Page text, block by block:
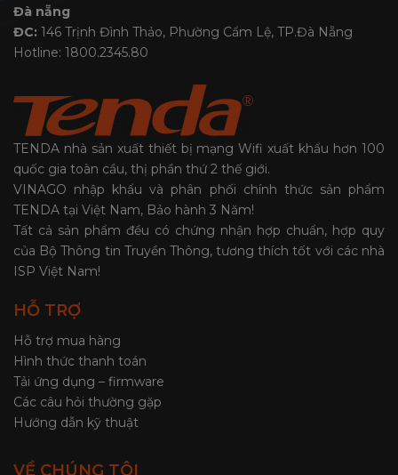
Đà nẵng
ĐC: 146 Trịnh Đình Thảo, Phường Cẩm Lệ, TP.Đà Nẵng
Hotline: 1800.2345.80
TENDA nhà sản xuất thiết bị mạng Wifi xuất khẩu hơn 100
quốc gia toàn cầu, thị phần thứ 2 thế giới.
VINAGO nhập khẩu và phân phối chính thức sản phẩm
TENDA tại Việt Nam, Bảo hành 3 Năm!
Tất cả sản phẩm đều có chứng nhận hợp chuẩn, hợp quy
của Bộ Thông tin Truyền Thông, tương thích tốt với các nhà
ISP Việt Nam!
HỖ TRỢ
Hỗ trợ mua hàng
Hình thức thanh toán
Tải ứng dụng – firmware
Các câu hỏi thường gặp
Hướng dẫn kỹ thuật
VỀ CHÚNG TÔI